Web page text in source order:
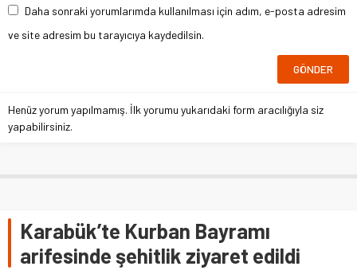
Daha sonraki yorumlarımda kullanılması için adım, e-posta adresim
ve site adresim bu tarayıcıya kaydedilsin.
Henüz yorum yapılmamış. İlk yorumu yukarıdaki form aracılığıyla siz
yapabilirsiniz.
Karabük’te Kurban Bayramı
arifesinde şehitlik ziyaret edildi